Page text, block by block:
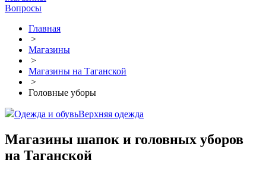
Вопросы
Главная
>
Магазины
>
Магазины на Таганской
>
Головные уборы
Одежда и обувьВерхняя одежда
Магазины шапок и головных уборов
на Таганской